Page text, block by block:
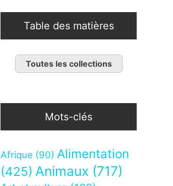
Table des matières
Toutes les collections
Mots-clés
Afrique (90) Alimentation
(425) Animaux (717)